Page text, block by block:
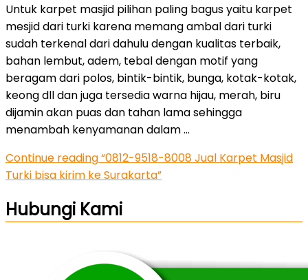
Untuk karpet masjid pilihan paling bagus yaitu karpet
mesjid dari turki karena memang ambal dari turki
sudah terkenal dari dahulu dengan kualitas terbaik,
bahan lembut, adem, tebal dengan motif yang
beragam dari polos, bintik-bintik, bunga, kotak-kotak,
keong dll dan juga tersedia warna hijau, merah, biru
dijamin akan puas dan tahan lama sehingga
menambah kenyamanan dalam …
Continue reading“0812-9518-8008 Jual Karpet Masjid
Turki bisa kirim ke Surakarta”
Hubungi Kami